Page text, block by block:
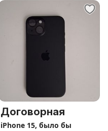
Договорная
iPhone 15, было бы